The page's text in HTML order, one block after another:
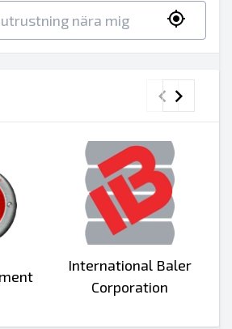
International Baler
Corporation